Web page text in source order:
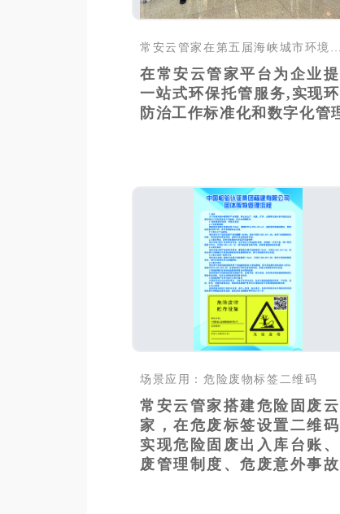
在常安云管家平台为企业
一站式环保托管服务,实现
防治工作标准化和数字化管
场景应用：危险废物标签二维码
常安云管家搭建危险固废
家，在危废标签设置二维码
实现危险固废出入库台账
废管理制度、危废意外事